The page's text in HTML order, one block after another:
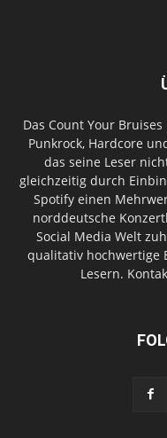
Das Count Your
Punkrock, Hardcore
das seine Leser
gleichzeitig durch
Spotify einen
norddeutsche
Social Media Welt
qualitativ hochwertige
Lesern.